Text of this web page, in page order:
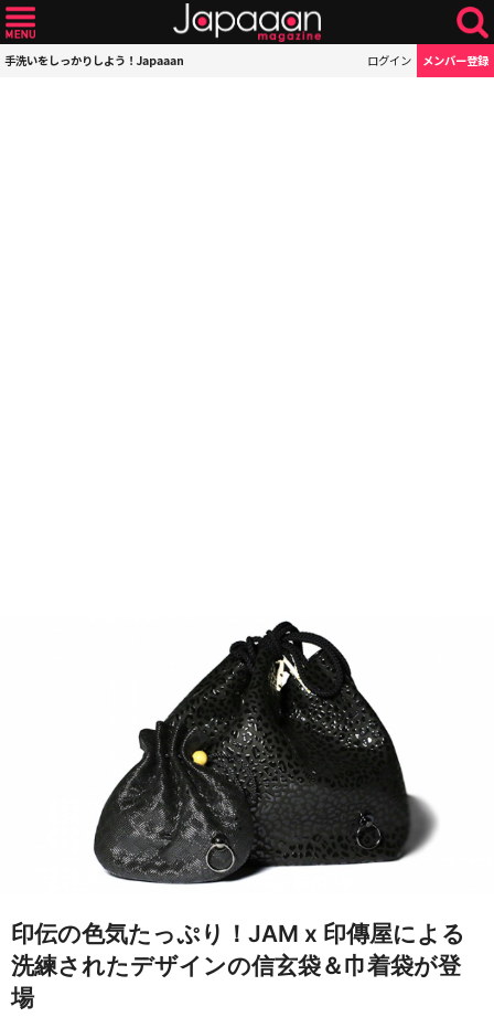
手洗いをしっかりしよう！Japaaan ログイン メンバー登録
印伝の色気たっぷり！JAM x 印傳屋による
洗練されたデザインの信玄袋＆巾着袋が登
場